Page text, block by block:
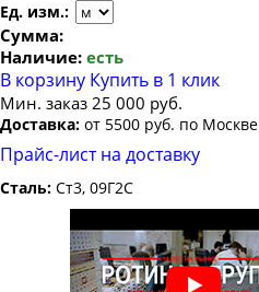
Ед. изм.:
Сумма:
Наличие: есть
В корзину Купить в 1 клик
Мин. заказ 25 000 руб.
Доставка: от 5500 руб. по Москве
Прайс-лист на доставку
Сталь: Ст3, 09Г2С